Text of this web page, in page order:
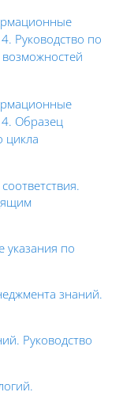
Руководство по
Образец
цикла
по
знаний.
Руководство